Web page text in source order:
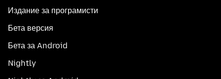
Издание за програмисти
Бета версия
Бета за Android
Nightly